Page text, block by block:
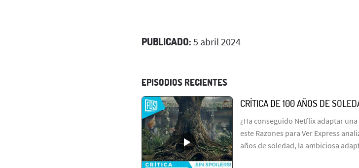
PUBLICADO: 5 abril 2024
EPISODIOS RECIENTES
CRÍTICA DE 100 AÑOS DE
¿Ha conseguido Netflix adaptar
este Razones para Ver Express
años de soledad, la ambiciosa